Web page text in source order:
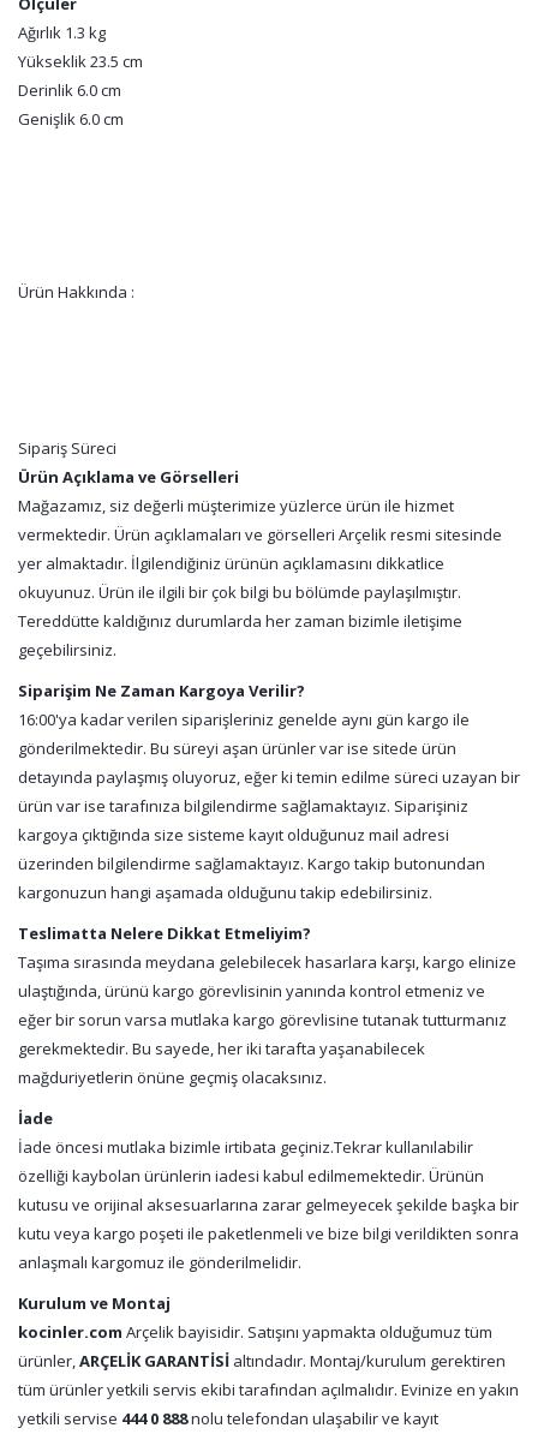
Ağırlık 1.3 kg
Yükseklik 23.5 cm
Derinlik 6.0 cm
Genişlik 6.0 cm
Ürün Hakkında :
Sipariş Süreci
Ürün Açıklama ve Görselleri
Mağazamız, siz değerli müşterimize yüzlerce ürün ile hizmet
vermektedir. Ürün açıklamaları ve görselleri Arçelik resmi sitesinde
yer almaktadır. İlgilendiğiniz ürünün açıklamasını dikkatlice
okuyunuz. Ürün ile ilgili bir çok bilgi bu bölümde paylaşılmıştır.
Tereddütte kaldığınız durumlarda her zaman bizimle iletişime
geçebilirsiniz.
Siparişim Ne Zaman Kargoya Verilir?
16:00'ya kadar verilen siparişleriniz genelde aynı gün kargo ile
gönderilmektedir. Bu süreyi aşan ürünler var ise sitede ürün
detayında paylaşmış oluyoruz, eğer ki temin edilme süreci uzayan bir
ürün var ise tarafınıza bilgilendirme sağlamaktayız. Siparişiniz
kargoya çıktığında size sisteme kayıt olduğunuz mail adresi
üzerinden bilgilendirme sağlamaktayız. Kargo takip butonundan
kargonuzun hangi aşamada olduğunu takip edebilirsiniz.
Teslimatta Nelere Dikkat Etmeliyim?
Taşıma sırasında meydana gelebilecek hasarlara karşı, kargo elinize
ulaştığında, ürünü kargo görevlisinin yanında kontrol etmeniz ve
eğer bir sorun varsa mutlaka kargo görevlisine tutanak tutturmanız
gerekmektedir. Bu sayede, her iki tarafta yaşanabilecek
mağduriyetlerin önüne geçmiş olacaksınız.
İade
İade öncesi mutlaka bizimle irtibata geçiniz.Tekrar kullanılabilir
özelliği kaybolan ürünlerin iadesi kabul edilmemektedir. Ürünün
kutusu ve orijinal aksesuarlarına zarar gelmeyecek şekilde başka bir
kutu veya kargo poşeti ile paketlenmeli ve bize bilgi verildikten sonra
anlaşmalı kargomuz ile gönderilmelidir.
Kurulum ve Montaj
kocinler.com Arçelik bayisidir. Satışını yapmakta olduğumuz tüm
ürünler,ARÇELİK GARANTİSİ altındadır. Montaj/kurulum gerektiren
tüm ürünler yetkili servis ekibi tarafından açılmalıdır. Evinize en yakın
yetkili servise 444 0 888nolu telefondan ulaşabilir ve kayıt